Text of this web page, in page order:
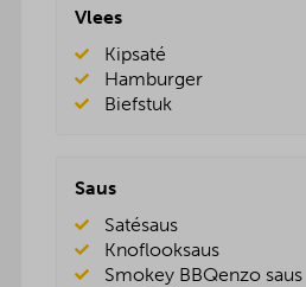
Vlees
Kipsaté
Hamburger
Biefstuk
Saus
Satésaus
Knoflooksaus
Smokey BBQenzo saus